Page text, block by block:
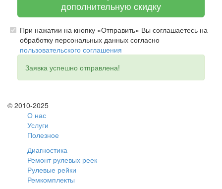
дополнительную скидку
При нажатии на кнопку «Отправить» Вы соглашаетесь на
обработку персональных данных согласно
пользовательского соглашения
Заявка успешно отправлена!
© 2010-2025
О нас
Услуги
Полезное
Диагностика
Ремонт рулевых реек
Рулевые рейки
Ремкомплекты